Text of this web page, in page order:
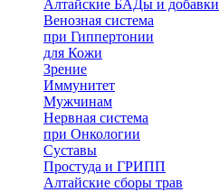
Алтайские БАДы и добавки
Венозная система
при Гиппертонии
для Кожи
Зрение
Иммунитет
Мужчинам
Нервная система
при Онкологии
Суставы
Простуда и ГРИПП
Алтайские сборы трав